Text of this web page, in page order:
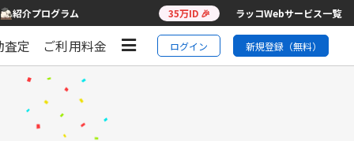
紹介プログラム 35万ID 🎉 ラッコWebサービス一覧
査定 ご利用料金 ログイン 新規登録（無料）